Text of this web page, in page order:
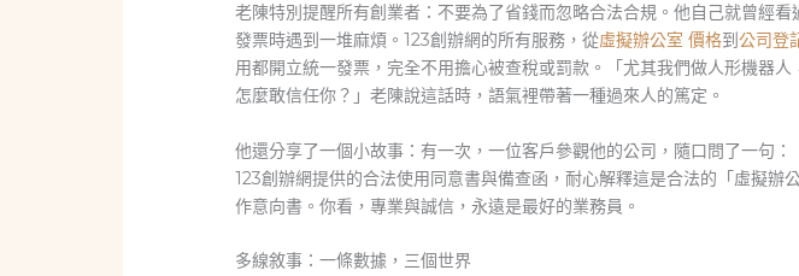
老陳特別提醒所有創業者：不要為了省錢而忽略合法合規。他自己就曾經
發票時遇到一堆麻煩。123創辦網的所有服務，從虛擬辦公室 價格到公司登
用都開立統一發票，完全不用擔心被查稅或罰款。「尤其我們做人形機器
怎麼敢信任你？」老陳說這話時，語氣裡帶著一種過來人的篤定。
他還分享了一個小故事：有一次，一位客戶參觀他的公司，隨口問了一句
123創辦網提供的合法使用同意書與備查函，耐心解釋這是合法的「虛擬
作意向書。你看，專業與誠信，永遠是最好的業務員。
多線敘事：一條數據，三個世界